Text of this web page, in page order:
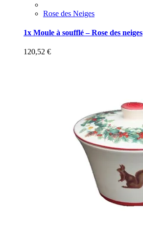
Rose des Neiges
1x Moule à soufflé – Rose des neiges
120,52 €